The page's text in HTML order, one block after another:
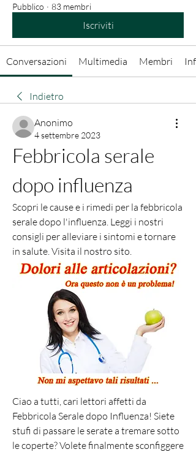
Pubblico · 83 membri
Iscriviti
Conversazioni Multimedia Membri Info
Indietro
Anonimo
4 settembre 2023
Febbricola serale
dopo influenza
Scopri le cause e i rimedi per la febbricola
serale dopo l'influenza. Leggi i nostri
consigli per alleviare i sintomi e tornare
in salute. Visita il nostro sito.
Ciao a tutti, cari lettori affetti da
Febbricola Serale dopo Influenza! Siete
stufi di passare le serate a tremare sotto
le coperte? Volete finalmente sconfiggere